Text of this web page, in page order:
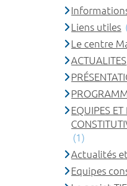
Liens utiles
Le centre
ACTUALITES
EQUIPES
(1)
Actualités
Equipes